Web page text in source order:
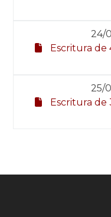
24/
Escritura de
25/
Escritura de